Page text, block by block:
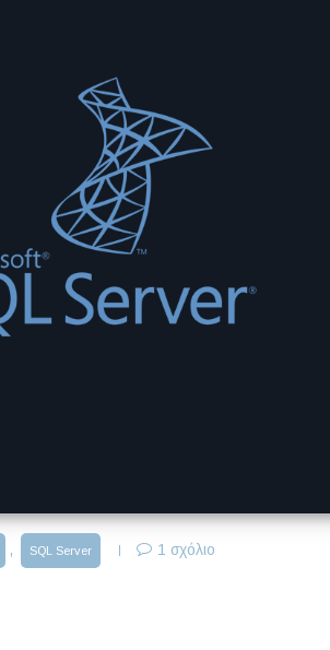
, SQL Server 1 σχόλιο